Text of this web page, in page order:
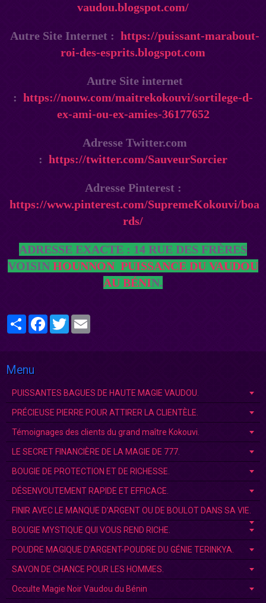
vaudou.blogspot.com/
Autre Site Internet : https://puissant-marabout-
roi-des-esprits.blogspot.com
Autre Site internet
: https://nouw.com/maitrekokouvi/sortilege-d-
ex-ami-ou-ex-amies-36177652
Adresse Twitter.com
: https://twitter.com/SauveurSorcier
Adresse Pinterest :
https://www.pinterest.com/SupremeKokouvi/boa
rds/
ADRESSE EXACTE : 14 RUE DES FRÈRES
VOISIN HOUNNON PUISSANCE DU VAUDOU
AU BÉNIN.
PartagerFacebook
Twitter
Menu
PUISSANTES BAGUES DE HAUTE MAGIE VAUDOU.
PRÉCIEUSE PIERRE POUR ATTIRER LA CLIENTÈLE.
Témoignages des clients du grand maître Kokouvi.
LE SECRET FINANCIÈRE DE LA MAGIE DE 777.
BOUGIE DE PROTECTION ET DE RICHESSE.
DÉSENVOUTEMENT RAPIDE ET EFFICACE.
FINIR AVEC LE MANQUE D'ARGENT OU DE BOULOT DANS SA VIE.
BOUGIE MYSTIQUE QUI VOUS REND RICHE.
POUDRE MAGIQUE D’ARGENT-POUDRE DU GÉNIE TERINKYA.
SAVON DE CHANCE POUR LES HOMMES.
Occulte Magie Noir Vaudou du Bénin